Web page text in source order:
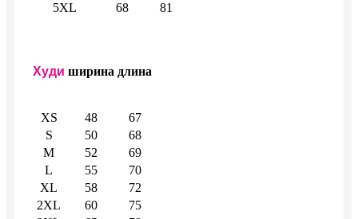
5XL
68 81
Худи ширина длина
XS 48
67
S
50
68
M
52
69
L
55
70
XL
58
72
2XL
60
75